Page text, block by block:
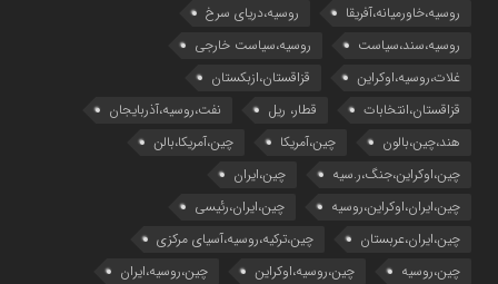
روسیه،خاورمیانه،آفریقا
روسیه،دریای سرخ
روسیه،سند،سیاست
روسیه،سیاست خارجی
غلات،روسیه،اوکراین
قزاقستان،ازبکستان
قزاقستان،انتخابات
قطار، ریل
نفت،روسیه،آذربایجان
هند،چین،بالون
چین،آمریکا
چین،آمریکا،بالن
چین،اوکراین،جنگ،ر.سیه
چین،ایران
چین،ایران،اوکراین،روسیه
چین،ایران،رئیسی
چین،ایران،عربستان
چین،ترکیه،روسیه،آسیای مرکزی
چین،روسیه
چین،روسیه،اوکراین
چین،روسیه،ایران